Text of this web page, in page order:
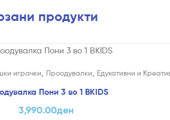
продукти
играчки Проодувалки Едукативни и
Пони 3 во 1 BKIDS
3,990.00ден